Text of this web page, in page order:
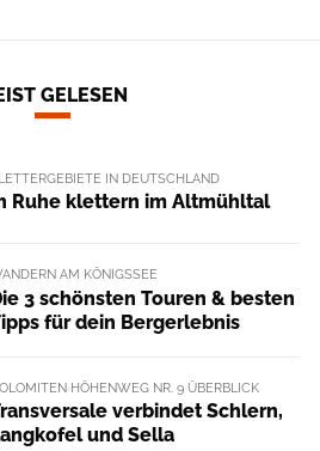
GELESEN
IN DEUTSCHLAND
Ruhe klettern im Altmühltal
AM KÖNIGSSEE
3 schönsten Touren & besten
für dein Bergerlebnis
HÖHENWEG NR. 9 ÜBERBLICK
verbindet Schlern,
und Sella